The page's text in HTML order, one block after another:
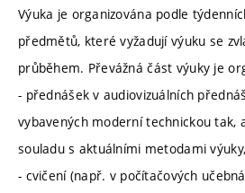
Výuka je organizována podle
předmětů, které vyžadují výuku se
průběhem. Převážná část výuky je
- přednášek v audiovizuálních
vybavených moderní technickou tak,
souladu s aktuálními metodami výuky,
- cvičení (např. v počítačových